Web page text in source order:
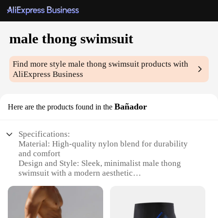
male thong swimsuit
Find more stylemale thong swimsuit products with
AliExpress Business
Here are the products found in the Bañador
Specifications:
Material: High-quality nylon blend for durability
and comfort
Design and Style: Sleek, minimalist male thong
swimsuit with a modern aesthetic
sunbathing, or beach activities
Typical Adaptive Scenario: Perfect for water sports
and outdoor adventures